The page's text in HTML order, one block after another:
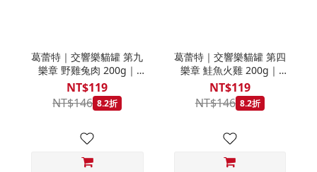
葛蕾特｜交響樂貓罐 第九
樂章 野雞兔肉 200g｜
GranataPet 200克 主食罐
無穀罐 無膠罐 主食貓罐 德
罐
NT$119
NT$146 8.2折
葛蕾特｜交響樂貓罐 第四
樂章 鮭魚火雞 200g｜
GranataPet 200克 主食罐
無穀罐 無膠罐 主食貓罐 德
罐
NT$119
NT$146 8.2折